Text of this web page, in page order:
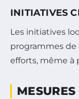
INITIATIVES
Les initiatives
programmes de
efforts, même à